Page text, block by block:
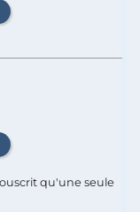
qu'une seule